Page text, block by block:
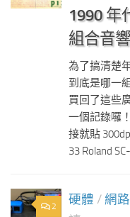
1990 年
組合音
為了搞清楚
到底是哪一
買回了這些
一個記錄囉
接就貼
33 Roland
2 硬體 / 網路